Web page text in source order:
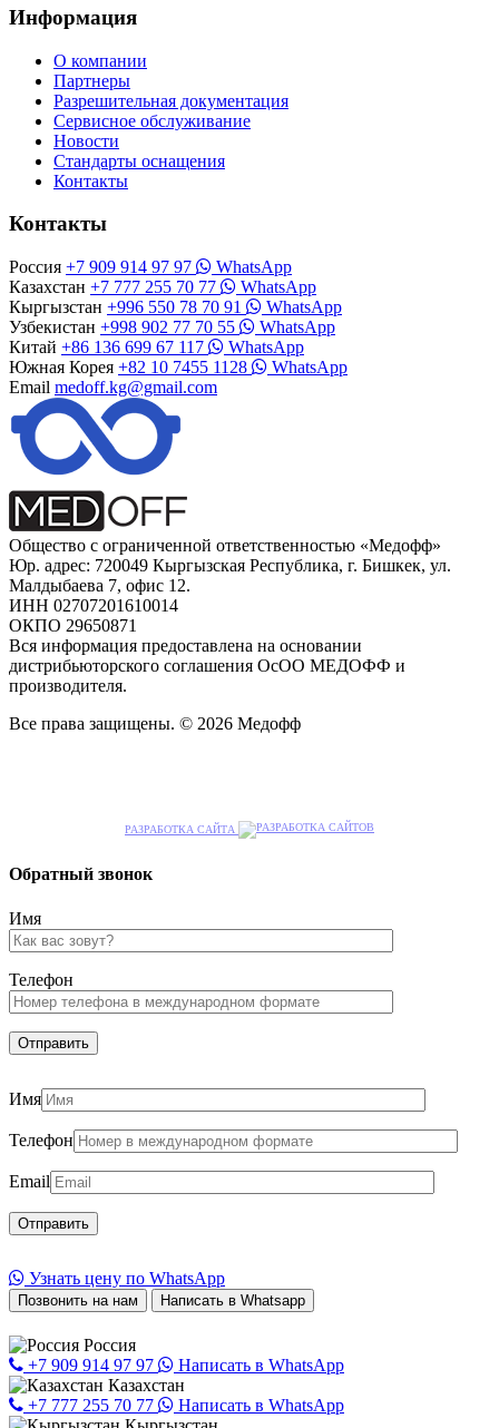
Информация
О компании
Партнеры
Разрешительная документация
Сервисное обслуживание
Новости
Стандарты оснащения
Контакты
Контакты
Россия +7 909 914 97 97
WhatsApp
Казахстан +7 777 255 70 77
WhatsApp
Кыргызстан +996 550 78 70 91
WhatsApp
Узбекистан +998 902 77 70 55
WhatsApp
Китай +86 136 699 67 117
WhatsApp
Южная Корея +82 10 7455 1128
WhatsApp
Email medoff.kg@gmail.com
Общество с ограниченной ответственностью «Медофф»
Юр. адрес: 720049 Кыргызская Республика, г. Бишкек, ул.
Малдыбаева 7, офис 12.
ИНН 02707201610014
ОКПО 29650871
Вся информация предоставлена на основании
дистрибьюторского соглашения ОсОО МЕДОФФ и
производителя.
Все права защищены. © 2026 Медофф
РАЗРАБОТКА САЙТА
Обратный звонок
Имя
Телефон
Имя
Телефон
Email
Узнать цену по WhatsApp
Позвонить на нам Написать в Whatsapp
Россия
+7 909 914 97 97
Написать в WhatsApp
Казахстан
+7 777 255 70 77
Написать в WhatsApp